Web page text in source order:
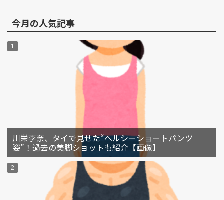
今月の人気記事
川栄李奈、タイで見せた“ヘルシーショートパンツ
姿”！過去の美脚ショットも紹介【画像】